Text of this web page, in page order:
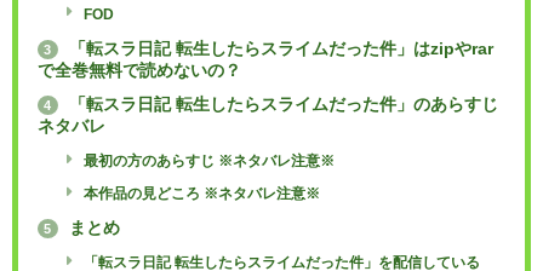
FOD
3
「転スラ日記 転生したらスライムだった件」はzipやrar
で全巻無料で読めないの？
4
「転スラ日記 転生したらスライムだった件」のあらすじ
ネタバレ
最初の方のあらすじ ※ネタバレ注意※
本作品の見どころ ※ネタバレ注意※
5 まとめ
「転スラ日記 転生したらスライムだった件」を配信している